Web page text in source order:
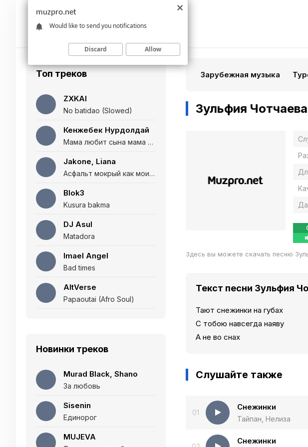
Топ треков
ZXKAI
No batidao (Slowed)
Кенжебек Нурдолдай
Мама любит сына мама любит дочь (Полная версия)
Jakone, Liana
Асфальт мокрый как мои глаза и я нарезаю
Blok3
Kusura bakma
DJ Asul
Matadora
Imael Angel
Bad times
AltVerse
Papaoutai (Afro Soul)
Новинки треков
Murad Black, Shano
За любовь
Sisenin
Единорог
MUJEVA
Зарубежная музыка
Зульфия
Здесь вы можете скачать песню
Текст песни Зульфия
Тают снежинки на губах
С тобою навсегда наяву
А не во снах
Слушайте также
01
Снежинки
Тайпан, Нелиза
Снежинки
muzpro.net
Would like to send you notifications
Discard Allow